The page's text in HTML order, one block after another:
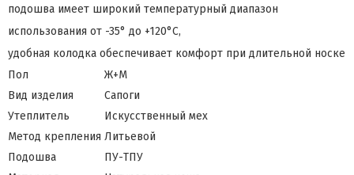
подошва имеет широкий температурный диапазон
использования от -35° до +120°С,
удобная колодка обеспечивает комфорт при длительной носке
Пол
Ж+М
Вид изделия
Сапоги
Утеплитель
Искусственный мех
Метод крепления Литьевой
Подошва
ПУ-ТПУ